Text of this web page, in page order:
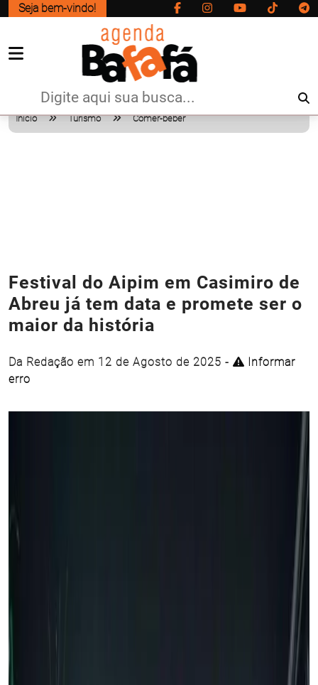
Seja bem-vindo!
Início Turismo Comer-beber
Festival do Aipim em Casimiro de
Abreu já tem data e promete ser o
maior da história
Da Redação em 12 de Agosto de 2025 -
Informar
erro